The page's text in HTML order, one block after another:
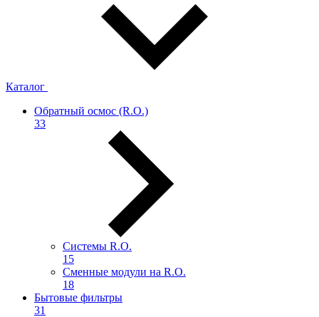
Каталог
Обратный осмос (R.О.)
33
Системы R.O.
15
Сменные модули на R.O.
18
Бытовые фильтры
31